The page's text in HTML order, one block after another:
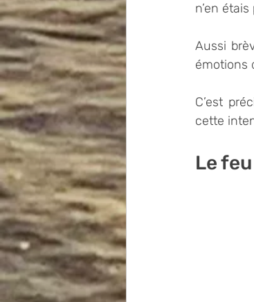
n’en
Aussi
émotions
C’est
cette
Le